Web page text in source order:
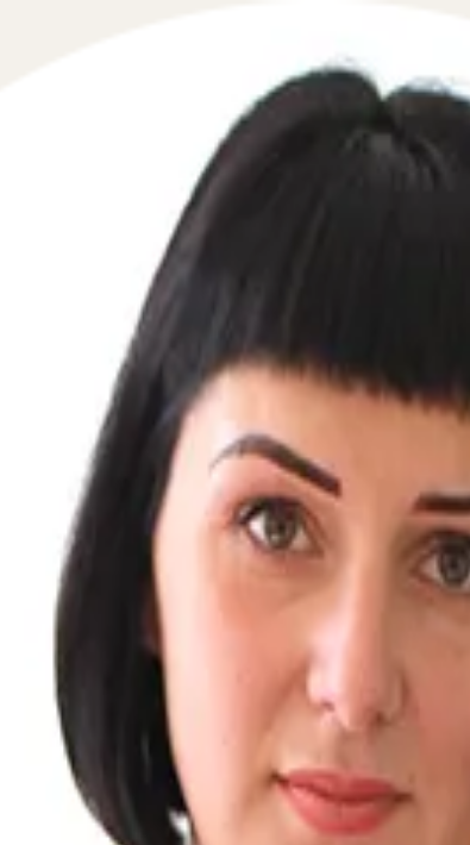
в сфере кредитного права в течение 5 минут!
телефон, перезвоним мгновенно: